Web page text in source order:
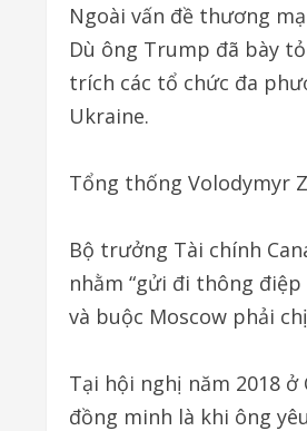
Ngoài vấn đề thương
Dù ông Trump đã bày
trích các tổ chức đa
Ukraine.
Tổng thống Volodymyr
Bộ trưởng Tài chính
nhằm “gửi đi thông
và buộc Moscow phải
Tại hội nghị năm 2018
đồng minh là khi ông